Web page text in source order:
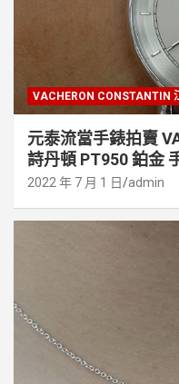
VACHERON CONSTANTIN
元泰流當手錶拍賣
詩丹頓 PT950 鉑金
2022 年 7 月 1 日 admin